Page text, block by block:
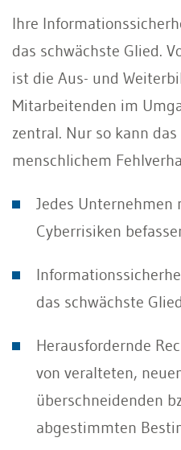
Ihre
das schwächste Glied.
ist die Aus- und
Mitarbeitenden im
zentral. Nur so kann das
menschlichem
Jedes Unternehmen
Cyberrisiken
das schwächste
Herausfordernde
von veralteten,
überschneidenden
abgestimmten